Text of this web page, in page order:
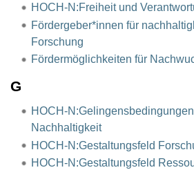
HOCH-N:Freiheit und
Fördergeber*innen für
Forschung
Fördermöglichkeiten für
G
HOCH-
Nachhaltigkeit
HOCH-N:Gestaltungsfeld
HOCH-N:Gestaltungsfeld